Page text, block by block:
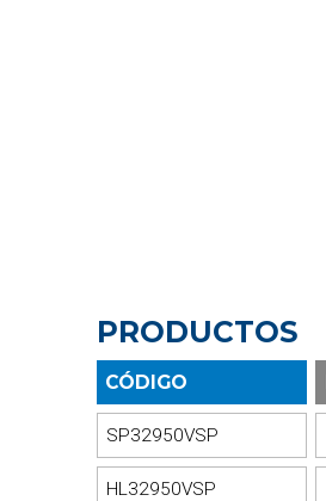
PRODUCTOS
CÓDIGO
SP32950VSP
HL32950VSP